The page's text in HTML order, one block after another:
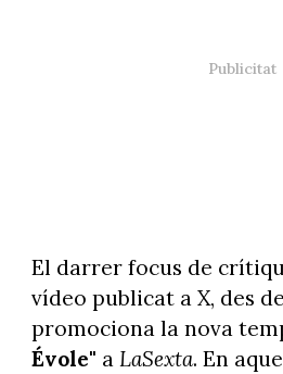
El darrer focus de
vídeo publicat a X, des
promociona la nova
Évole" a LaSexta. En